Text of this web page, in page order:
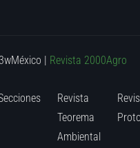
Revista 2000Agro
Revista
Teorema
Ambiental